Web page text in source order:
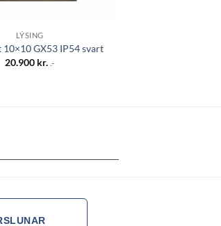
LÝSING
GX53 IP54 svart
20.900 kr. .-